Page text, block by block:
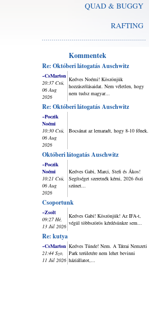
QUAD & BUGGY
RAFTING
Kommentek
Re: Októberi látogatás Auschwitz
~CsMarton
20:37 Csü,
06 Aug
2026
Kedves Noémi! Köszönjük
hozzászólásaidat. Nem véletlen, hogy
nem tudsz magyar...
Re: Októberi látogatás Auschwitz
~Poczik
Noémi
10:30 Csü,
06 Aug
2026
Bocsánat az lemaradt, hogy 8-10 főnek.
Októberi látogatás Auschwitz
~Poczik
Noémi
10:21 Csü,
06 Aug
2026
Kedves Gabi, Marci, Stefi és Ákos!
Segítséget szeretnék kérni, 2026 őszi
szünet...
Csoportunk
~Zsolt
09:27 Hé,
13 Júl 2026
Kedves Gabi! Köszönjük! Az IFA-t,
végül többszörös kérdésünkre sem...
Re: kutya
~CsMarton
21:44 Szo,
11 Júl 2026
Kedves Tünde! Nem. A Tátrai Nemzeti
Park területére nem lehet bevinni
háziállatot,...